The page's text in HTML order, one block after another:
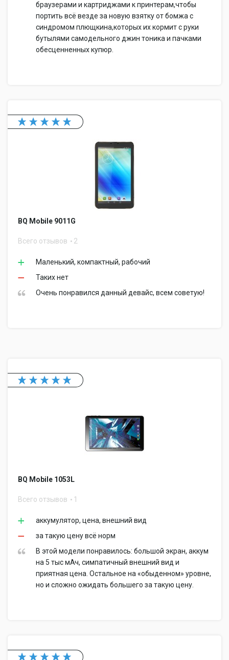
браузерами и картриджами к принтерам,чтобы
портить всё везде за новую взятку от бомжа с
синдромом плющкина,которых их кормит с руки
бутылями самодельного джин тоника и пачками
обесценненных купюр.
BQ Mobile 9011G
Всего отзывов 2
Маленький, компактный, рабочий
Таких нет
Очень понравился данный девайс, всем советую!
BQ Mobile 1053L
Всего отзывов 1
аккумулятор, цена, внешний вид
за такую цену всё норм
В этой модели понравилось: большой экран, аккум
на 5 тыс мАч, симпатичный внешний вид и
приятная цена. Остальное на «обыденном» уровне,
но и сложно ожидать большего за такую цену.